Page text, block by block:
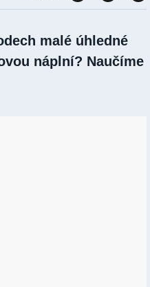
malé úhledné
náplní? Naučíme